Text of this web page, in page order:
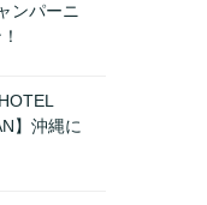
ンパーニ
】沖縄に